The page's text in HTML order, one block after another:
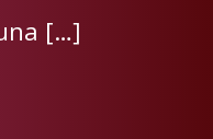
[…]